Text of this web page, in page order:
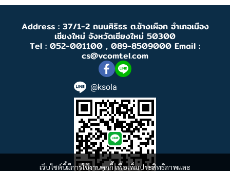
เว็บไซต์นี้มีการใช้งานคุกกี้ เพื่อเพิ่มประสิทธิภาพและ
Address : 37/1-2 ถนนศิริธร ต.ช้างเผือก อำเภอเมือง
เชียงใหม่ จังหวัดเชียงใหม่ 50300
Tel : 052-001100 , 089-8509000 Email :
cs@vcomtel.com
@ksola